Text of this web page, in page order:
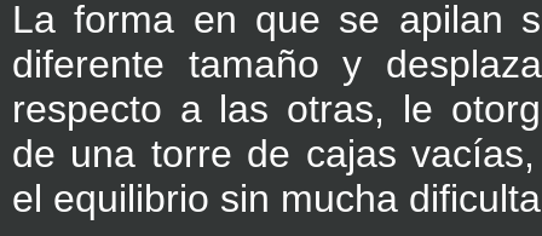
La forma en que se apilan
diferente tamaño y
respecto a las otras, le
de una torre de cajas
el equilibrio sin mucha